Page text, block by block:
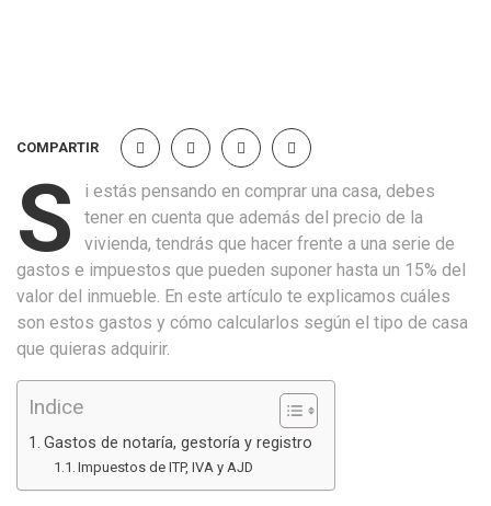
COMPARTIR
S
i estás pensando en comprar una casa, debes
tener en cuenta que además del precio de la
vivienda, tendrás que hacer frente a una serie de
gastos e impuestos que pueden suponer hasta un 15% del
valor del inmueble. En este artículo te explicamos cuáles
son estos gastos y cómo calcularlos según el tipo de casa
que quieras adquirir.
Indice
Gastos de notaría, gestoría y registro
Impuestos de ITP, IVA y AJD